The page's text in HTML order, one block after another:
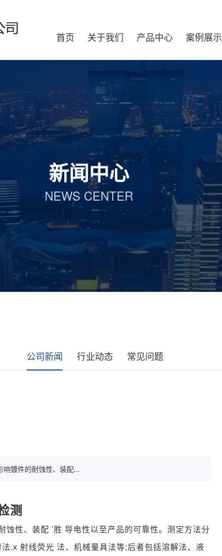
首页 关于我们 产品中心 案例展示
新闻中心
NEWS CENTER
公司新闻 行业动态 常见问题
镀件的耐蚀性、装配...
测
蚀性、装配 '胜 导电性以至产品的可靠性。测定方法分
.x 射线荧光 法、机械量具法等;后者包括溶解法、液